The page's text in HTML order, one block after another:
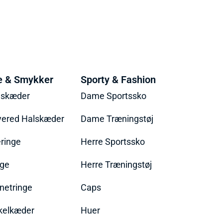
& Smykker
Halskæder
Sporty & Fashion
Dame Sportssko
Dame Træningstøj
Herre Sportssko
Herre Træningstøj
Caps
Huer